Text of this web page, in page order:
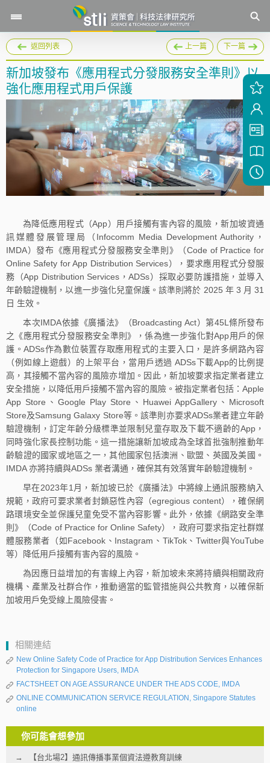
返回列表 上一篇 下一篇
新加坡發布《應用程式分發服務安全準則》以
強化應用程式用戶保護
為降低應用程式（App）用戶接觸有害內容的風險，新加坡資通
訊媒體發展管理局（Infocomm Media Development Authority，
IMDA）發布《應用程式分發服務安全準則》（Code of Practice for
Online Safety for App Distribution Services），要求應用程式分發服
務（App Distribution Services，ADSs）採取必要防護措施，並導入
年齡驗證機制，以進一步強化兒童保護。該準則將於 2025 年 3 月 31
日 生效。
本次IMDA依據《廣播法》（Broadcasting Act）第45L條所發布
之《應用程式分發服務安全準則》，係為進一步強化對App用戶的保
護。ADSs作為數位裝置存取應用程式的主要入口，是許多網路內容
（例如線上遊戲）的上架平台，當用戶透過 ADSs下載App的比例提
高，其接觸不當內容的風險亦增加。因此，新加坡要求指定業者建立
安全措施，以降低用戶接觸不當內容的風險。被指定業者包括：Apple
App Store、Google Play Store、Huawei AppGallery、Microsoft
Store及Samsung Galaxy Store等。該準則亦要求ADSs業者建立年齡
驗證機制，訂定年齡分級標準並限制兒童存取及下載不適齡的App，
同時強化家長控制功能。這一措施讓新加坡成為全球首批強制推動年
齡驗證的國家或地區之一，其他國家包括澳洲、歐盟、英國及美國。
IMDA 亦將持續與ADSs 業者溝通，確保其有效落實年齡驗證機制。
早在2023年1月，新加坡已於《廣播法》中將線上通訊服務納入
規範，政府可要求業者封鎖惡性內容（egregious content），確保網
路環境安全並保護兒童免受不當內容影響。此外，依據《網路安全準
則》（Code of Practice for Online Safety），政府可要求指定社群媒
體服務業者（如Facebook、Instagram、TikTok、Twitter與YouTube
等）降低用戶接觸有害內容的風險。
為因應日益增加的有害線上內容，新加坡未來將持續與相關政府
機構、產業及社群合作，推動適當的監管措施與公共教育，以確保新
加坡用戶免受線上風險侵害。
相關連結
New Online Safety Code of Practice for App Distribution Services Enhances
Protection for Singapore Users, IMDA
FACTSHEET ON AGE ASSURANCE UNDER THE ADS CODE, IMDA
ONLINE COMMUNICATION SERVICE REGULATION, Singapore Statutes
online
你可能會想參加
【台北場2】通訊傳播事業個資法遵教育訓練